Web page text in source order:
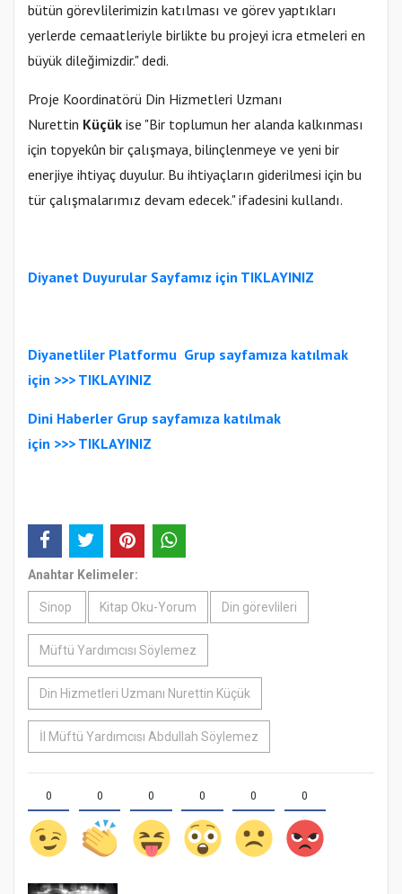
bütün görevlilerimizin katılması ve görev yaptıkları
yerlerde cemaatleriyle birlikte bu projeyi icra etmeleri en
büyük dileğimizdir." dedi.
Proje Koordinatörü Din Hizmetleri Uzmanı
Nurettin Küçük ise "Bir toplumun her alanda kalkınması
için topyekûn bir çalışmaya, bilinçlenmeye ve yeni bir
enerjiye ihtiyaç duyulur. Bu ihtiyaçların giderilmesi için bu
tür çalışmalarımız devam edecek." ifadesini kullandı.
Diyanet Duyurular Sayfamız için TIKLAYINIZ
Diyanetliler Platformu Grup sayfamıza katılmak
için >>> TIKLAYINIZ
Dini Haberler Grup sayfamıza katılmak
için >>> TIKLAYINIZ
Anahtar Kelimeler:
Sinop Kitap Oku-Yorum Din görevlileri
Müftü Yardımcısı Söylemez
Din Hizmetleri Uzmanı Nurettin Küçük
İl Müftü Yardımcısı Abdullah Söylemez
0 0 0 0 0 0